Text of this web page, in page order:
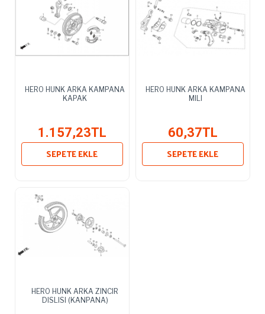
HERO HUNK ARKA KAMPANA
KAPAK
1.157,23TL
SEPETE EKLE
HERO HUNK ARKA KAMPANA
MILI
60,37TL
SEPETE EKLE
HERO HUNK ARKA ZINCIR
DISLISI (KANPANA)